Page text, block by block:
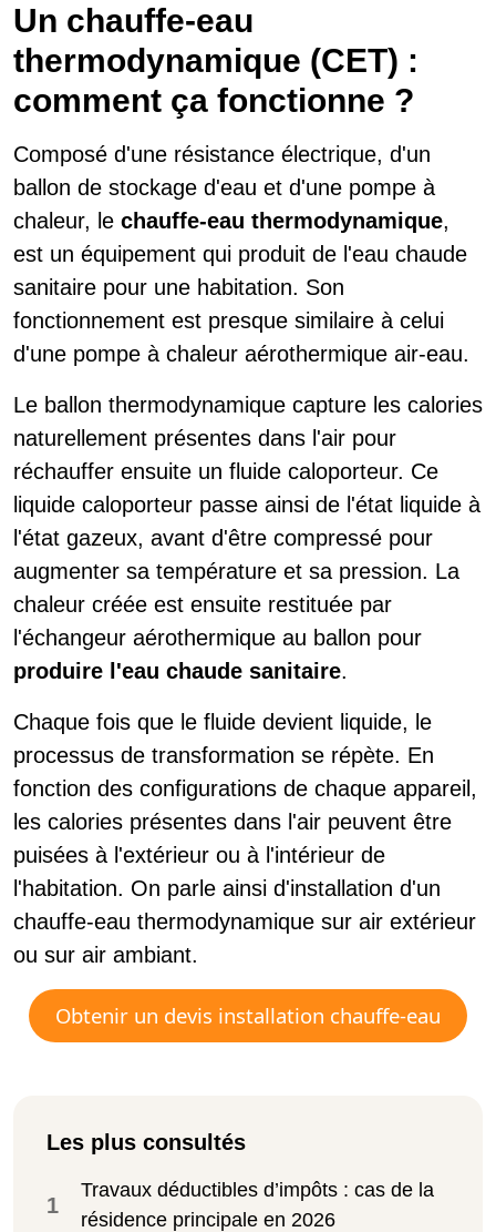
Un chauffe-eau
thermodynamique (CET) :
comment ça fonctionne ?
Composé d'une résistance électrique, d'un
ballon de stockage d'eau et d'une pompe à
chaleur, le chauffe-eau thermodynamique,
est un équipement qui produit de l'eau chaude
sanitaire pour une habitation. Son
fonctionnement est presque similaire à celui
d'une pompe à chaleur aérothermique air-eau.
Le ballon thermodynamique capture les calories
naturellement présentes dans l'air pour
réchauffer ensuite un fluide caloporteur. Ce
liquide caloporteur passe ainsi de l'état liquide à
l'état gazeux, avant d'être compressé pour
augmenter sa température et sa pression. La
chaleur créée est ensuite restituée par
l'échangeur aérothermique au ballon pour
produire l'eau chaude sanitaire.
Chaque fois que le fluide devient liquide, le
processus de transformation se répète. En
fonction des configurations de chaque appareil,
les calories présentes dans l'air peuvent être
puisées à l'extérieur ou à l'intérieur de
l'habitation. On parle ainsi d'installation d'un
chauffe-eau thermodynamique sur air extérieur
ou sur air ambiant.
Obtenir un devis installation chauffe-eau
Les plus consultés
1
Travaux déductibles d’impôts : cas de la
résidence principale en 2026